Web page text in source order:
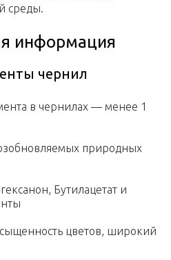
среды.
информация
чернил
в чернилах — менее 1
природных
Бутилацетат и
цветов, широкий